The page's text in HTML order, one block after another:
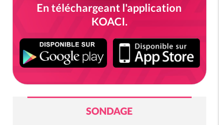
En téléchargeant l'application
KOACI.
SONDAGE